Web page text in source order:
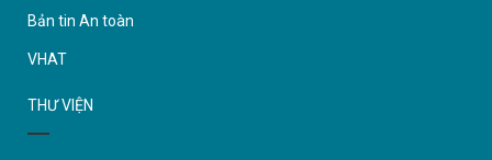
Bản tin An toàn
VHAT
THƯ VIỆN